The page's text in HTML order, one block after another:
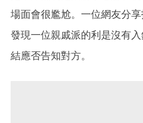
場面會很尷尬。一位網友分
發現一位親戚派的利是沒有
結應否告知對方。